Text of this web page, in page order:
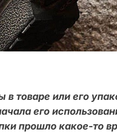
в товаре или его
его
прошло какое-то